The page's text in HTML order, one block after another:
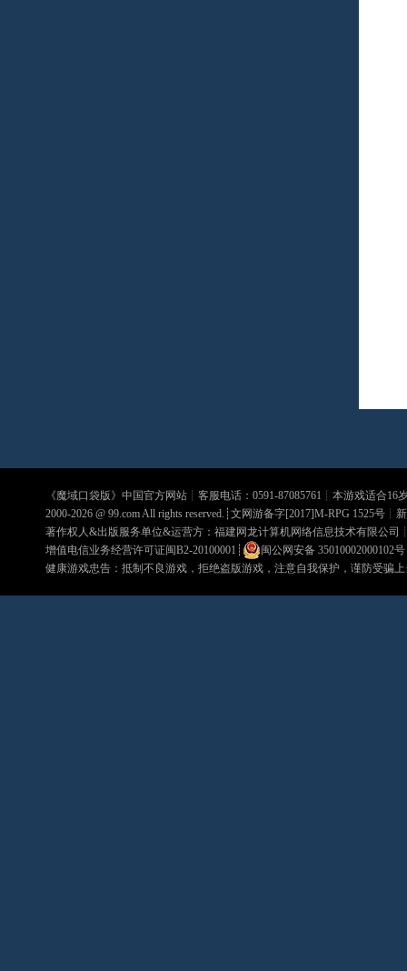
《魔域口袋版》中国官方网站┊客服电话：0591-87085761┊本游戏适合16
2000-2026 @ 99.comAll rights reserved.┊文网游备字[2017]M-RPG 1525号┊
著作权人&出版服务单位&运营方：福建网龙计算机网络信息技术有限公司
增值电信业务经营许可证闽B2-20100001 ┊ 闽公网安备 35010002000102号
健康游戏忠告：抵制不良游戏，拒绝盗版游戏，注意自我保护，谨防受骗